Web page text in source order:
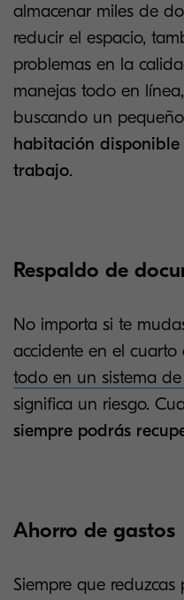
almacenar miles de
reducir el espacio,
problemas en la
manejas todo en
buscando un
habitación
trabajo.
Respaldo de
No importa si te
accidente en el cuarto
todo en un sistema
significa un riesgo.
siempre podrás
Ahorro de gastos
Siempre que reduzcas